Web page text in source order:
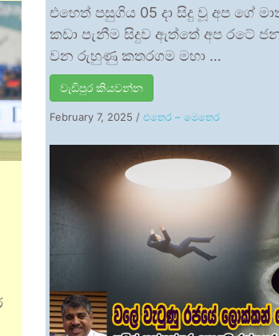
එහෙත් පසුගිය 05 දා සිදු වූ අප ගේ
කඩා පැනීම සිදුව ඇත්තේ අප රටේ
වන රුහුණු කතරගම මහා …
වැඩිපුර කියවන්න
February 7, 2025 / එතෙර – මෙතෙර